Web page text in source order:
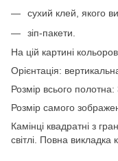
сухий клей, якого
зіп-пакети.
На цій картині
Орієнтація:
Розмір всього полотна:
Розмір самого
Камінці квадратні з
світлі. Повна викладка